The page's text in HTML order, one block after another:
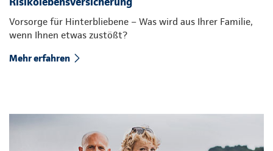
Vorsorge für Hinterbliebene – Was wird aus Ihrer Familie,
wenn Ihnen etwas zustößt?
Mehr erfahren